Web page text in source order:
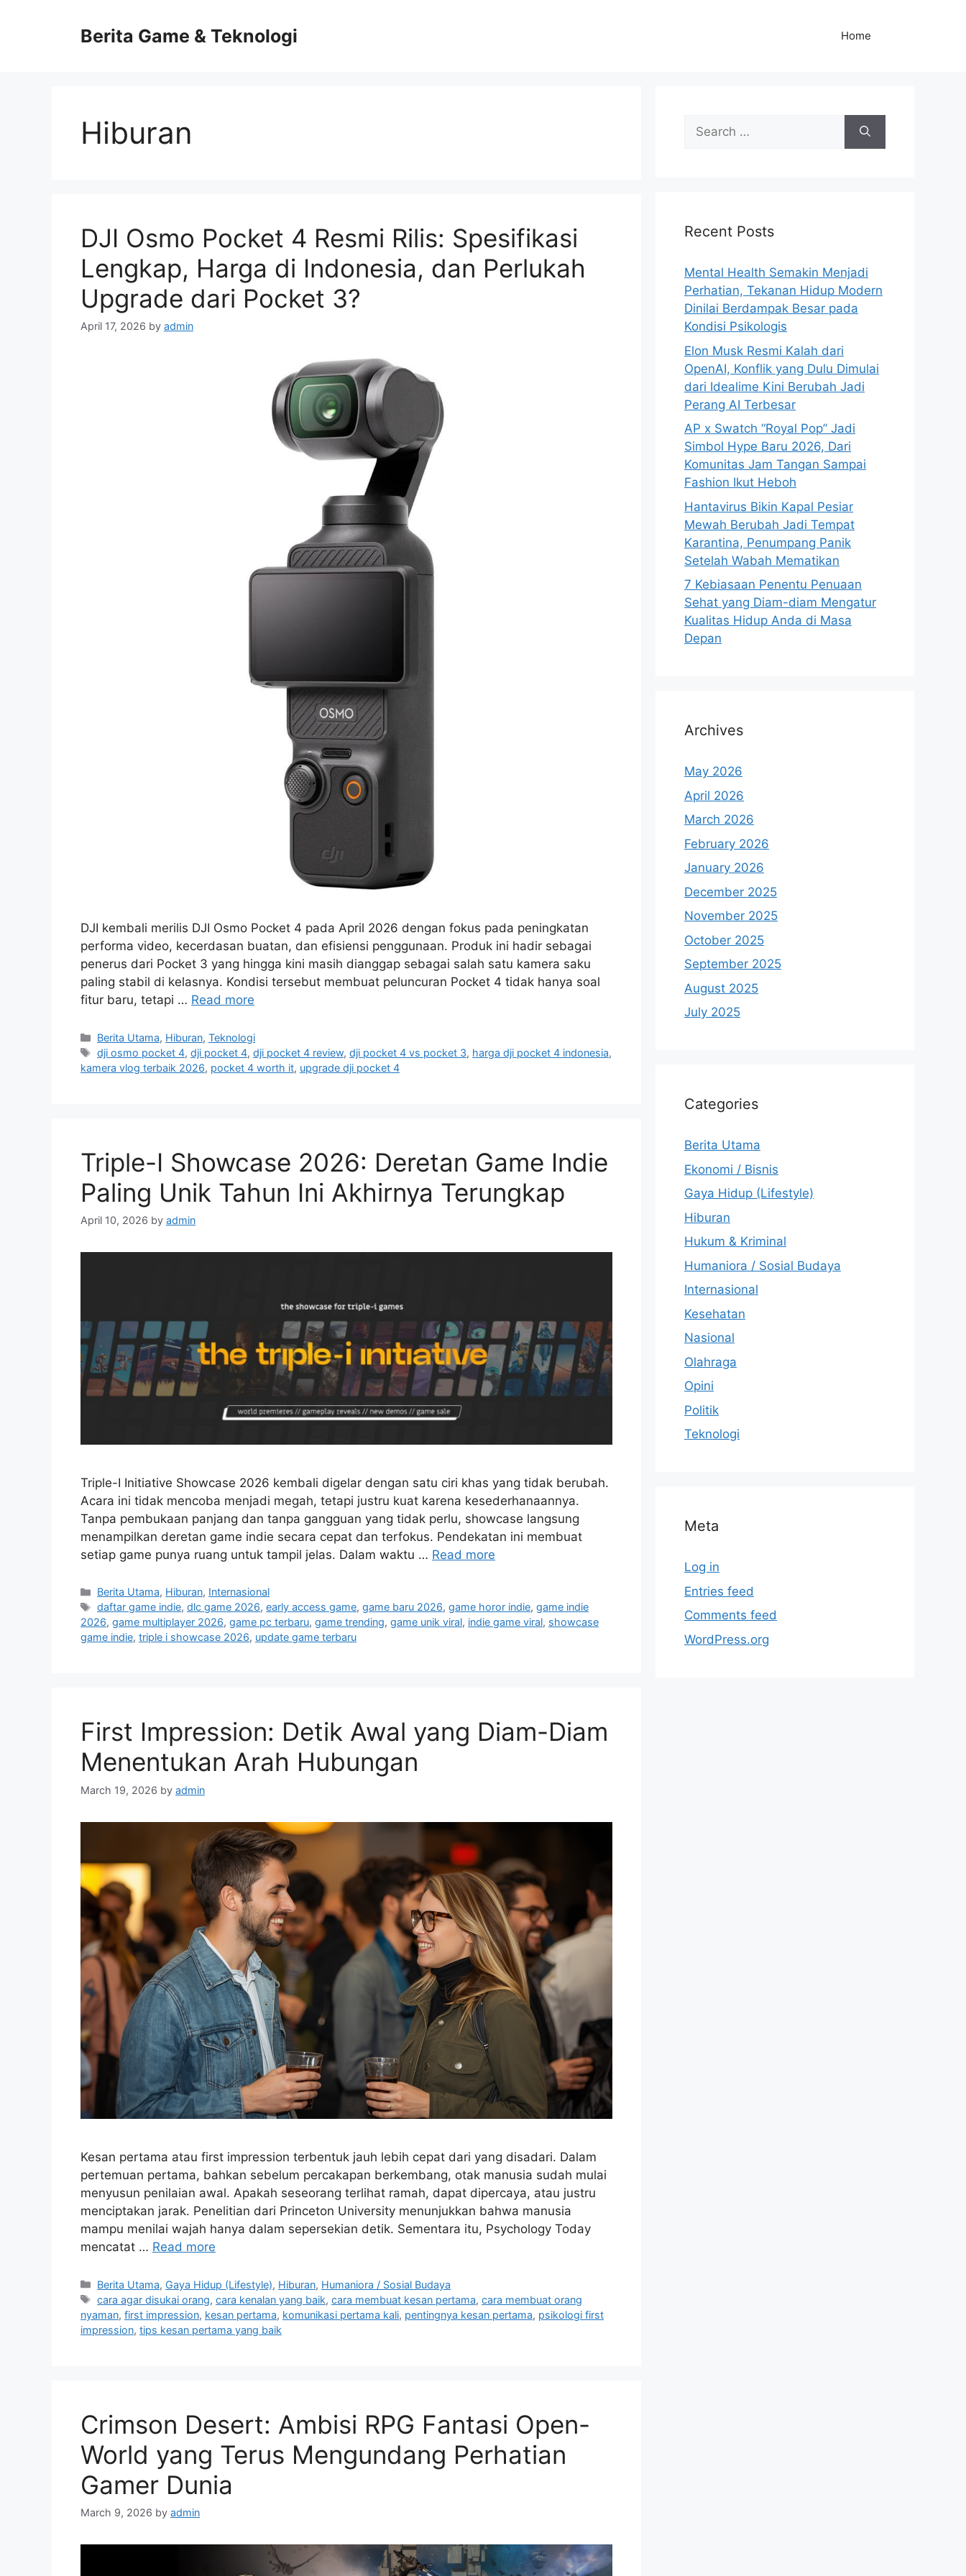
Berita Game & Teknologi Home
Hiburan
DJI Osmo Pocket 4 Resmi Rilis: Spesifikasi
Lengkap, Harga di Indonesia, dan Perlukah
Upgrade dari Pocket 3?
April 17, 2026 by admin
DJI kembali merilis DJI Osmo Pocket 4 pada April 2026 dengan fokus pada peningkatan
performa video, kecerdasan buatan, dan efisiensi penggunaan. Produk ini hadir sebagai
penerus dari Pocket 3 yang hingga kini masih dianggap sebagai salah satu kamera saku
paling stabil di kelasnya. Kondisi tersebut membuat peluncuran Pocket 4 tidak hanya soal
fitur baru, tetapi … Read more
C
a
t
e
s
Berita Utama, Hiburan,Teknologi
T
a
dji osmo pocket 4,dji pocket 4,dji pocket 4 review,dji pocket 4 vs pocket 3, harga dji pocket 4 indonesia,
kamera vlog terbaik 2026, pocket 4 worth it, upgrade dji pocket 4
Triple-I Showcase 2026: Deretan Game Indie
Paling Unik Tahun Ini Akhirnya Terungkap
April 10, 2026 by admin
Triple-I Initiative Showcase 2026 kembali digelar dengan satu ciri khas yang tidak berubah.
Acara ini tidak mencoba menjadi megah, tetapi justru kuat karena kesederhanaannya.
Tanpa pembukaan panjang dan tanpa gangguan yang tidak perlu, showcase langsung
menampilkan deretan game indie secara cepat dan terfokus. Pendekatan ini membuat
setiap game punya ruang untuk tampil jelas. Dalam waktu … Read more
C
a
t
e
s
Berita Utama, Hiburan, Internasional
T
a
g
daftar game indie,dlc game 2026,early access game,game baru 2026,game horor indie,game indie
2026, game multiplayer 2026, game pc terbaru, game trending, game unik viral, indie game viral, showcase
game indie, triple i showcase 2026, update game terbaru
First Impression: Detik Awal yang Diam-Diam
Menentukan Arah Hubungan
March 19, 2026 by admin
Kesan pertama atau first impression terbentuk jauh lebih cepat dari yang disadari. Dalam
pertemuan pertama, bahkan sebelum percakapan berkembang, otak manusia sudah mulai
menyusun penilaian awal. Apakah seseorang terlihat ramah, dapat dipercaya, atau justru
menciptakan jarak. Penelitian dari Princeton University menunjukkan bahwa manusia
mampu menilai wajah hanya dalam sepersekian detik. Sementara itu, Psychology Today
mencatat … Read more
C
a
t
e
s
Berita Utama, Gaya Hidup (Lifestyle), Hiburan, Humaniora / Sosial Budaya
T
a
g
cara agar disukai orang,cara kenalan yang baik,cara membuat kesan pertama,cara membuat orang
nyaman, first impression, kesan pertama, komunikasi pertama kali, pentingnya kesan pertama, psikologi first
impression, tips kesan pertama yang baik
Crimson Desert: Ambisi RPG Fantasi Open-
World yang Terus Mengundang Perhatian
Gamer Dunia
March 9, 2026 by admin
f
r
:
Recent Posts
Mental Health Semakin Menjadi
Perhatian, Tekanan Hidup Modern
Dinilai Berdampak Besar pada
Kondisi Psikologis
Elon Musk Resmi Kalah dari
OpenAI, Konflik yang Dulu Dimulai
dari Idealime Kini Berubah Jadi
Perang AI Terbesar
AP x Swatch “Royal Pop” Jadi
Simbol Hype Baru 2026, Dari
Komunitas Jam Tangan Sampai
Fashion Ikut Heboh
Hantavirus Bikin Kapal Pesiar
Mewah Berubah Jadi Tempat
Karantina, Penumpang Panik
Setelah Wabah Mematikan
7 Kebiasaan Penentu Penuaan
Sehat yang Diam-diam Mengatur
Kualitas Hidup Anda di Masa
Depan
Archives
May 2026
April 2026
March 2026
February 2026
January 2026
December 2025
November 2025
October 2025
September 2025
August 2025
July 2025
Categories
Berita Utama
Ekonomi / Bisnis
Gaya Hidup (Lifestyle)
Hiburan
Hukum & Kriminal
Humaniora / Sosial Budaya
Internasional
Kesehatan
Nasional
Olahraga
Opini
Politik
Teknologi
Meta
Log in
Entries feed
Comments feed
WordPress.org